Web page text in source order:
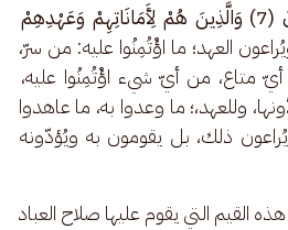
(فَأُولَٰئِكَ هُمُ الْعَادُونَ (7) وَالَّذِينَ هُمْ لِأَمَانَاتِهِمْ وَعَهْدِهِمْ
العهد؛ ما اؤْتُمِنُوا عليه: من سرّ،
متاع، من أيّ شيء اؤْتُمِنُوا عليه،
وللعهد،؛ ما وعدوا به، ما عاهدوا
يُراعون ذلك، بل يقومون به ويُؤدّونه
القيم التي يقوم عليها صلاح العباد